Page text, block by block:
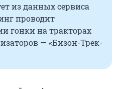
из данных сервиса
проводит
гонки на тракторах
— «Бизон-Трек-